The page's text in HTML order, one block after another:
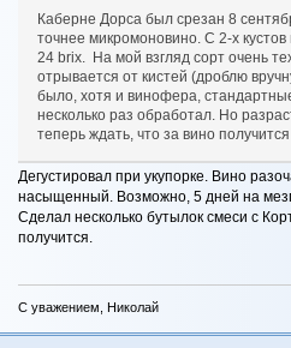
Каберне Дорса был срезан 8
точнее микромоновино. С 2-х
24 brix. На мой взгляд сорт очень
отрывается от кистей (дроблю
было, хотя и винофера,
несколько раз обработал. Но
теперь ждать, что за вино
Дегустировал при укупорке. Вино
насыщенный. Возможно, 5 дней на
Сделал несколько бутылок смеси с
получится.
С уважением, Николай